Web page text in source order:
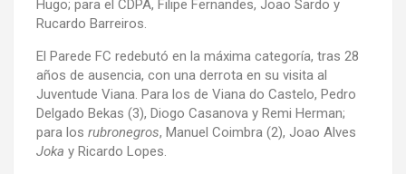
Hugo; para el CDPA, Filipe Fernandes, Joao Sardo y
Rucardo Barreiros.
El Parede FC redebutó en la máxima categoría, tras 28
años de ausencia, con una derrota en su visita al
Juventude Viana. Para los de Viana do Castelo, Pedro
Delgado Bekas (3), Diogo Casanova y Remi Herman;
para los rubronegros, Manuel Coimbra (2), Joao Alves
Joka y Ricardo Lopes.